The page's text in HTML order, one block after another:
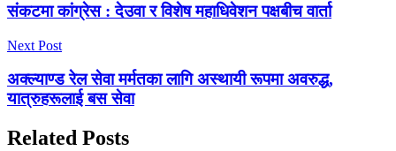
संकटमा कांग्रेस : देउवा र विशेष महाधिवेशन पक्षबीच वार्ता
Next Post
अक्ल्याण्ड रेल सेवा मर्मतका लागि अस्थायी रूपमा अवरुद्ध,
यात्रुहरूलाई बस सेवा
Related Posts